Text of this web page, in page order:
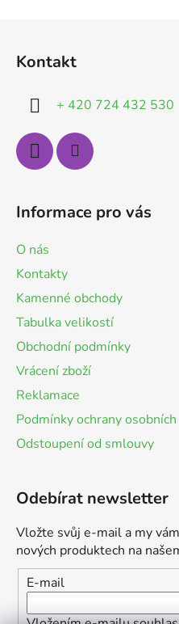
Kontakt
+ 420 724 432 530
Informace pro vás
O nás
Kontakty
Kamenné obchody
Tabulka velikostí
Obchodní podmínky
Vrácení zboží
Reklamace
Podmínky ochrany
Odstoupení od smlouvy
Odebírat newsletter
Vložte svůj e-mail a my
nových produktech na
E-mail